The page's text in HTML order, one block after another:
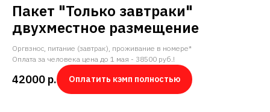
Пакет "Только завтраки"
двухместное размещение
Оргвзнос, питание (завтрак), проживание в номере*
Оплата за человека цена до 1 мая - 38500 руб.!
42000 р. Оплатить кэмп полностью